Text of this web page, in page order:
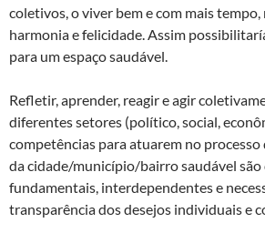
coletivos, o viver bem e com mais
harmonia e felicidade. Assim
para um espaço saudável.
Refletir, aprender, reagir e agir
diferentes setores (político, social,
competências para atuarem no
da cidade/município/bairro saudável são
fundamentais, interdependentes e
transparência dos desejos individuais e